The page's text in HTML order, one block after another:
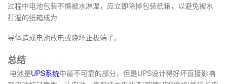
过程中电池包装不慎被水淋湿，应立即除掉包装纸箱，以避免被水
打湿的纸箱成为
导体造成电池放电或烧坏正极端子。
总结
电池是UPS系统中最不可靠的部分，但是UPS设计得好坏直接影响